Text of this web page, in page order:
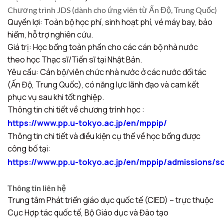
Chương trình JDS (dành cho ứng viên từ Ấn Độ, Trung Quốc)
Quyền lợi: Toàn bộ học phí, sinh hoạt phí, vé máy bay, bảo
hiểm, hỗ trợ nghiên cứu.
Giá trị: Học bổng toàn phần cho các cán bộ nhà nước
theo học Thạc sĩ/Tiến sĩ tại Nhật Bản.
Yêu cầu: Cán bộ/viên chức nhà nước ở các nước đối tác
(Ấn Độ, Trung Quốc), có năng lực lãnh đạo và cam kết
phục vụ sau khi tốt nghiệp.
Thông tin chi tiết về chương trình học :
https://www.pp.u-tokyo.ac.jp/en/mppip/
Thông tin chi tiết và điều kiện cụ thể về học bổng được
công bố tại:
https://www.pp.u-tokyo.ac.jp/en/mppip/admissions/
Thông tin liên hệ
Trung tâm Phát triển giáo dục quốc tế (CIED) – trực thuộc
Cục Hợp tác quốc tế, Bộ Giáo dục và Đào tạo